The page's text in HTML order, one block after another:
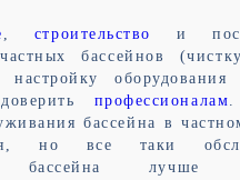
, строительство
и
бассейнов
настройку
профессионалам.
бассейна в
но все таки
бассейна лучше